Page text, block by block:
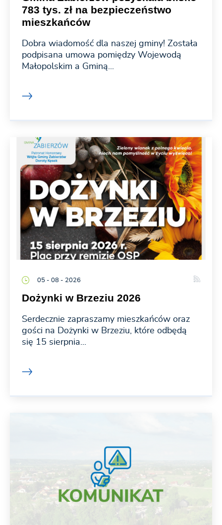
783 tys. zł na bezpieczeństwo
mieszkańców
Dobra wiadomość dla naszej gminy! Została
podpisana umowa pomiędzy Wojewodą
Małopolskim a Gminą...
05 - 08 - 2026
Dożynki w Brzeziu 2026
Serdecznie zapraszamy mieszkańców oraz
gości na Dożynki w Brzeziu, które odbędą
się 15 sierpnia...